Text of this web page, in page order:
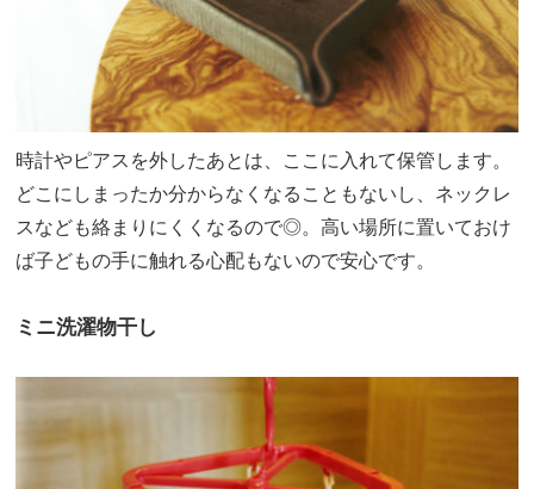
時計やピアスを外したあとは、ここに入れて保管します。
どこにしまったか分からなくなることもないし、ネックレ
スなども絡まりにくくなるので◎。高い場所に置いておけ
ば子どもの手に触れる心配もないので安心です。
ミニ洗濯物干し